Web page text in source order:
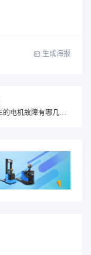
生成海报
电动叉车的电机故障有哪几点？